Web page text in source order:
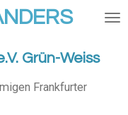
Grün-Weiss
Frankfurter